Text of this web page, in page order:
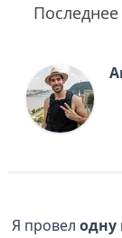
Я провелодну